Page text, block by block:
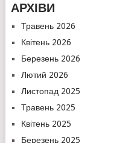
АРХІВИ
Травень 2026
Квітень 2026
Березень 2026
Лютий 2026
Листопад 2025
Травень 2025
Квітень 2025
Березень 2025